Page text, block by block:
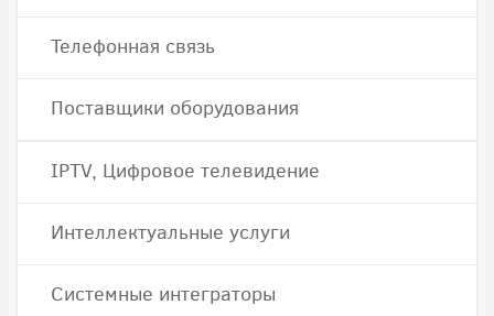
Телефонная связь
Поставщики оборудования
IPTV, Цифровое телевидение
Интеллектуальные услуги
Системные интеграторы